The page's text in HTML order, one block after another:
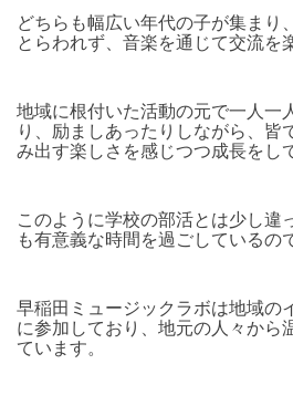
どちらも幅広い年代の子が集まり
とらわれず、音楽を通じて交流を
地域に根付いた活動の元で一人一
り、励ましあったりしながら、皆
み出す楽しさを感じつつ成長をし
このように学校の部活とは少し違
も有意義な時間を過ごしているの
早稲田ミュージックラボは地域の
に参加しており、地元の人々から
ています。